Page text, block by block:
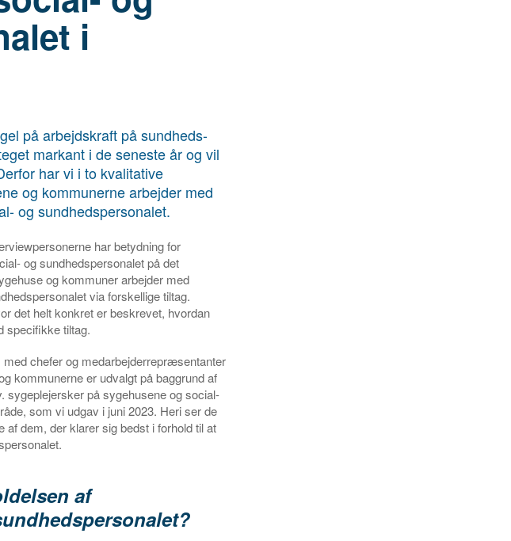
i
på arbejdskraft på sundheds-
markant i de seneste år og vil
har vi i to kvalitative
og kommunerne arbejder med
og sundhedspersonalet.
har betydning for
og sundhedspersonalet på det
og kommuner arbejder med
via forskellige tiltag.
det helt konkret er beskrevet, hvordan
specifikke tiltag.
chefer og medarbejderrepræsentanter
kommunerne er udvalgt på baggrund af
sygeplejersker på sygehusene og social-
som vi udgav i juni 2023. Heri ser de
dem, der klarer sig bedst i forhold til at
af